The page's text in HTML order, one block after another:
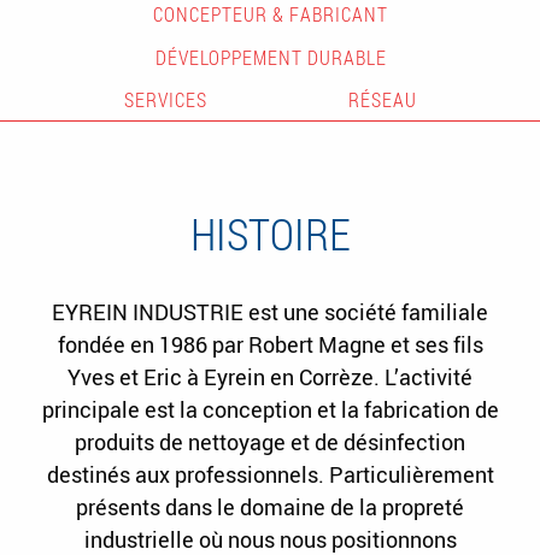
CONCEPTEUR & FABRICANT
DÉVELOPPEMENT DURABLE
SERVICES
RÉSEAU
HISTOIRE
EYREIN INDUSTRIE est une société familiale
fondée en 1986 par Robert Magne et ses fils
Yves et Eric à Eyrein en Corrèze. L’activité
principale est la conception et la fabrication de
produits de nettoyage et de désinfection
destinés aux professionnels. Particulièrement
présents dans le domaine de la propreté
industrielle où nous nous positionnons